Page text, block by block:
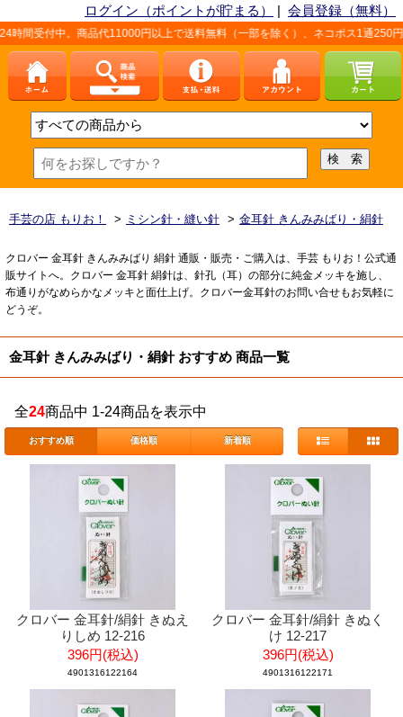
ログイン（ポイントが貯まる） | 会員登録（無料）
付中。商品代11000円以上で送料無料（一部を除く）、ネコポス1通250円（厚
手芸の店 もりお！ > ミシン針・縫い針 > 金耳針 きんみみばり・絹針
クロバー 金耳針 きんみみばり 絹針 通販・販売・ご購入は、手芸 もりお！公式通
販サイトへ。クロバー 金耳針 絹針は、針孔（耳）の部分に純金メッキを施し、
布通りがなめらかなメッキと面仕上げ。クロバー金耳針のお問い合せもお気軽に
どうぞ。
金耳針 きんみみばり・絹針 おすすめ 商品一覧
全24商品中 1-24商品を表示中
おすすめ順 価格順 新着順
クロバー 金耳針/絹針 きぬえ
りしめ 12-216
396円(税込)
4901316122164
クロバー 金耳針/絹針 きぬく
け 12-217
396円(税込)
4901316122171